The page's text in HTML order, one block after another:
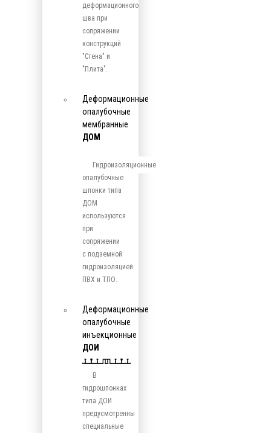
деформационного
шва при
сопряжении
конструкций
"Стена" и
"Плита".
Деформационные
опалубочные
мембранные
ДОМ
Гидроизоляционные
опалубочные
шпонки типа
ДОМ
используются
при
сопряжении
с подземной
гидроизоляцией
ПВХ и ТПО.
Деформационные
опалубочные
инъекционные
ДОИ
В
гидрошпонках
типа ДОИ
предусмотренны
специальные